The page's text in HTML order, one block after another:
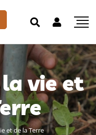
vie et
et de la Terre